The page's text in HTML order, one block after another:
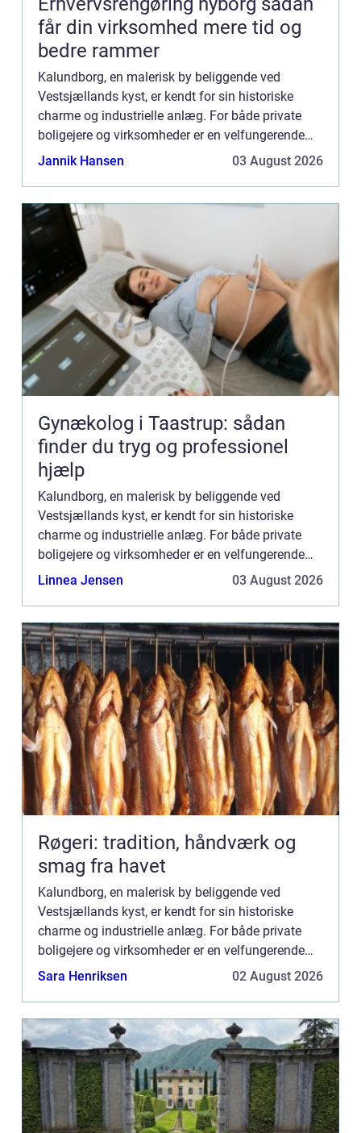
får din virksomhed mere tid og
bedre rammer
Kalundborg, en malerisk by beliggende ved
Vestsjællands kyst, er kendt for sin historiske
charme og industrielle anlæg. For både private
boligejere og virksomheder er en velfungerende
kloak en nødvendighed for dagligdagens trivsel
Jannik Hansen 03 August 2026
Gynækolog i Taastrup: sådan
finder du tryg og professionel
hjælp
Kalundborg, en malerisk by beliggende ved
Vestsjællands kyst, er kendt for sin historiske
charme og industrielle anlæg. For både private
boligejere og virksomheder er en velfungerende
kloak en nødvendighed for dagligdagens trivsel
Linnea Jensen 03 August 2026
Røgeri: tradition, håndværk og
smag fra havet
Kalundborg, en malerisk by beliggende ved
Vestsjællands kyst, er kendt for sin historiske
charme og industrielle anlæg. For både private
boligejere og virksomheder er en velfungerende
kloak en nødvendighed for dagligdagens trivsel
Sara Henriksen 02 August 2026